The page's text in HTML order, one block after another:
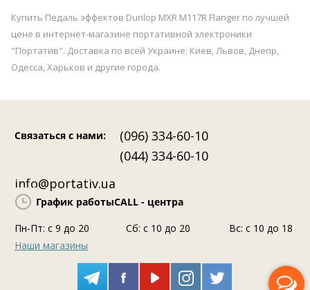
Купить Педаль эффектов Dunlop MXR M117R Flanger по лучшей
цене в интернет-магазине портативной электроники
"Портатив". Доставка по всей Украине: Киев, Львов, Днепр,
Одесса, Харьков и другие города.
Связаться с нами:
(096) 334-60-10
(044) 334-60-10
info@portativ.ua
График работыCALL - центра
Пн-Пт: c 9 до 20
Сб: с 10 до 20
Вс: с 10 до 18
Наши магазины